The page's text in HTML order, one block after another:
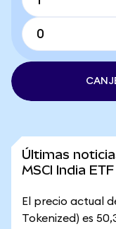
Últimas
MSCI India
El precio actual
Tokenized) es